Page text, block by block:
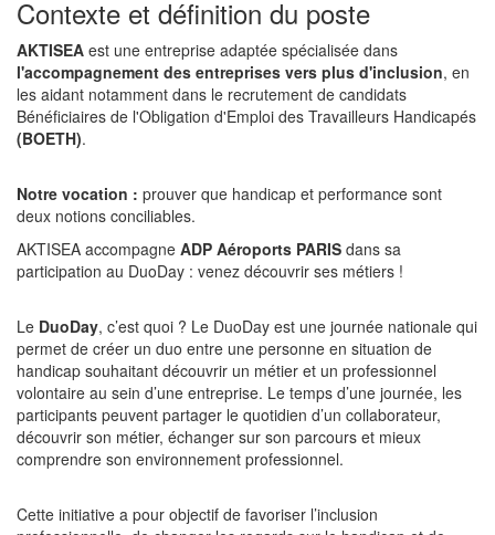
Contexte et définition du poste
AKTISEA est une entreprise adaptée spécialisée dans
l'accompagnement des entreprises vers plus d'inclusion, en
les aidant notamment dans le recrutement de candidats
Bénéficiaires de l'Obligation d'Emploi des Travailleurs Handicapés
(BOETH).
Notre vocation : prouver que handicap et performance sont
deux notions conciliables.
AKTISEA accompagne ADP Aéroports PARIS dans sa
participation au DuoDay : venez découvrir ses métiers !
Le DuoDay, c’est quoi ? Le DuoDay est une journée nationale qui
permet de créer un duo entre une personne en situation de
handicap souhaitant découvrir un métier et un professionnel
volontaire au sein d’une entreprise. Le temps d’une journée, les
participants peuvent partager le quotidien d’un collaborateur,
découvrir son métier, échanger sur son parcours et mieux
comprendre son environnement professionnel.
Cette initiative a pour objectif de favoriser l’inclusion